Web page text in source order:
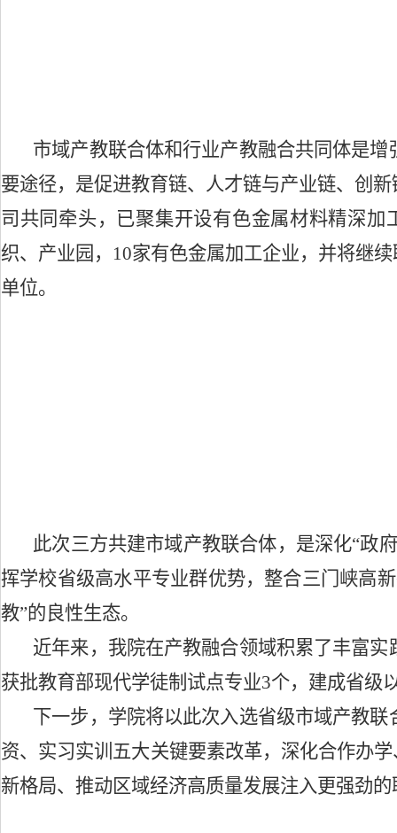
市域产教联合体和行业产教融合共同体是
要途径，是促进教育链、人才链与产业链、创
司共同牵头，已聚集开设有色金属材料精深加
织、产业园，10家有色金属加工企业，并将继
单位。
此次三方共建市域产教联合体，是深化“政
挥学校省级高水平专业群优势，整合三门峡高
教”的良性生态。
近年来，我院在产教融合领域积累了丰富
获批教育部现代学徒制试点专业3个，建成省级
下一步，学院将以此次入选省级市域产教
资、实习实训五大关键要素改革，深化合作办
新格局、推动区域经济高质量发展注入更强劲